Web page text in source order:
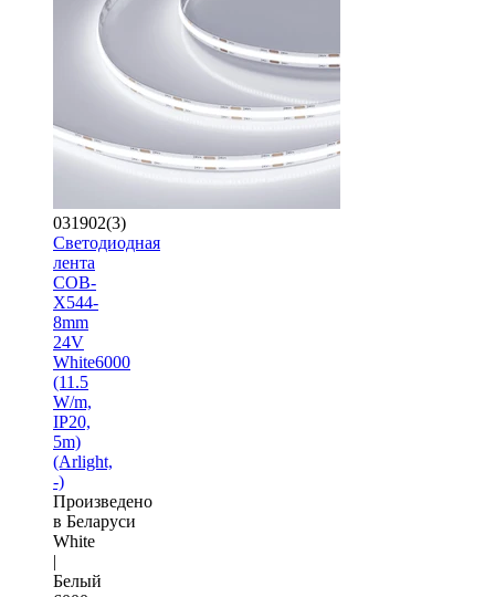
031902(3)
Светодиодная
лента
COB-
X544-
8mm
24V
White6000
(11.5
W/m,
IP20,
5m)
(Arlight,
-)
Произведено
в Беларуси
White
|
Белый